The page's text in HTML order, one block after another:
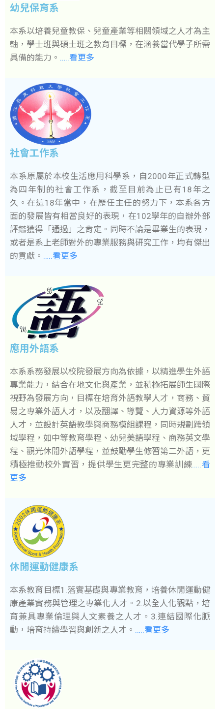
幼兒保育系
本系以培養兒童教保、兒童產業等相關領域之人才為主
軸，學士班與碩士班之教育目標，在涵養當代學子所需
具備的能力。 …..看更多
社會工作系
本系原屬於本校生活應用科學系，自2000年正式轉型
為四年制的社會工作系，截至目前為止已有18年之
久。在這18年當中，在歷任主任的努力下，本系各方
面的發展皆有相當良好的表現，在102學年的自辦外部
評鑑獲得「通過」之肯定。同時不論是畢業生的表現，
或者是系上老師對外的專業服務與研究工作，均有傑出
的貢獻。 …..看更多
應用外語系
本系系務發展以校院發展方向為依據，以精進學生外語
專業能力，結合在地文化與產業，並積極拓展師生國際
視野為發展方向，目標在培育外語教學人才，商務、貿
易之專業外語人才，以及翻譯、導覽、人力資源等外語
人才，並設計英語教學與商務模組課程，同時規劃跨領
域學程，如中等教育學程、幼兒美語學程、商務英文學
程、觀光休閒外語學程，並鼓勵學生修習第二外語，更
積極推動校外實習，提供學生更完整的專業訓練…..看
更多
休閒運動健康系
本系教育目標1.落實基礎與專業教育，培養休閒運動健
康產業實務與管理之專業化人才。2.以全人化觀點，培
育兼具專業倫理與人文素養之人才。3.連結國際化脈
動，培育持續學習與創新之人才。 …..看更多